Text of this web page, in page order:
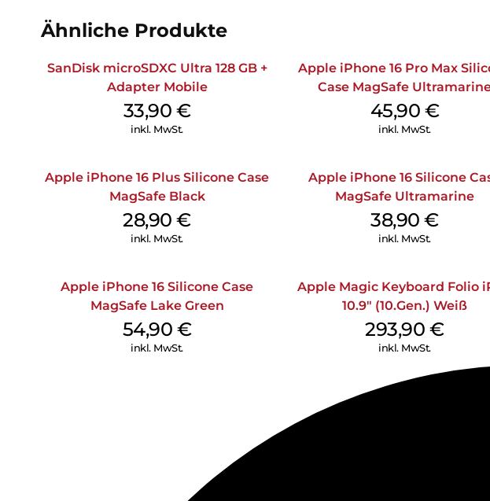
Ähnliche Produkte
SanDisk microSDXC Ultra 128 GB +
Adapter Mobile
33,90 €
inkl. MwSt.
Apple iPhone 16 Pro Max
Case MagSafe
45,90 €
inkl. MwSt.
Apple iPhone 16 Plus Silicone Case
MagSafe Black
28,90€
inkl. MwSt.
Apple iPhone 16 Silicone
MagSafe Ultramarine
38,90€
inkl. MwSt.
Apple iPhone 16 Silicone Case
MagSafe Lake Green
54,90 €
inkl. MwSt.
Apple Magic Keyboard Folio
10.9″ (10.Gen.) Weiß
293,90€
inkl. MwSt.